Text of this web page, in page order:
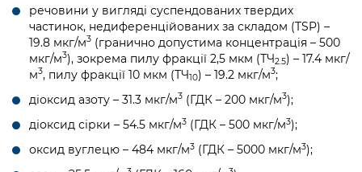
речовини у вигляді суспендованих твердих
частинок, недиференційованих за складом (TSP) –
19.8 мкг/м3 (гранично допустима концентрація – 500
мкг/м3), зокрема пилу фракції 2,5 мкм (ТЧ2.5) – 17.4 мкг/
м3, пилу фракції 10 мкм (ТЧ10) – 19.2 мкг/м3;
діоксид азоту – 31.3 мкг/м3 (ГДК – 200 мкг/м3);
діоксид сірки – 54.5 мкг/м3 (ГДК – 500 мкг/м3);
оксид вуглецю – 484 мкг/м3 (ГДК – 5000 мкг/м3);